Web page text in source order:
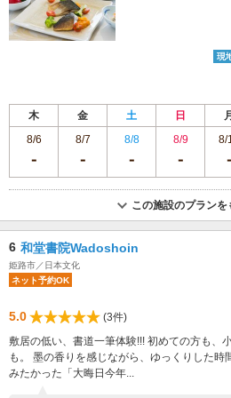
現
木 金 土 日 月
8/6
8/7 8/8 8/9 8/
この施設のプランを
6 和堂書院Wadoshoin
姫路市／日本文化
ネット予約OK
5.0
(3件)
敷居の低い、書道一筆体験!!! 初めての方も、
も。 墨の香りを感じながら、ゆっくりした時
みたかった「大晦日今年...